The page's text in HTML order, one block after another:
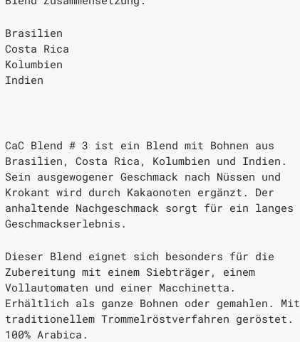
Brasilien
Costa Rica
Kolumbien
Indien
CaC Blend # 3 ist ein Blend mit Bohnen aus
Brasilien, Costa Rica, Kolumbien und Indien.
Sein ausgewogener Geschmack nach Nüssen und
Krokant wird durch Kakaonoten ergänzt. Der
anhaltende Nachgeschmack sorgt für ein langes
Geschmackserlebnis.
Dieser Blend eignet sich besonders für die
Zubereitung mit einem Siebträger, einem
Vollautomaten und einer Macchinetta.
Erhältlich als ganze Bohnen oder gemahlen. Mit
traditionellem Trommelröstverfahren geröstet.
100% Arabica.